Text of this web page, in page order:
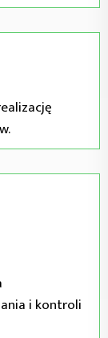
i kontroli